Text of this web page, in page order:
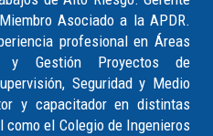
Asociado a la APDR.
profesional en Áreas
y Gestión Proyectos de
Seguridad y Medio
y capacitador en distintas
el Colegio de Ingenieros